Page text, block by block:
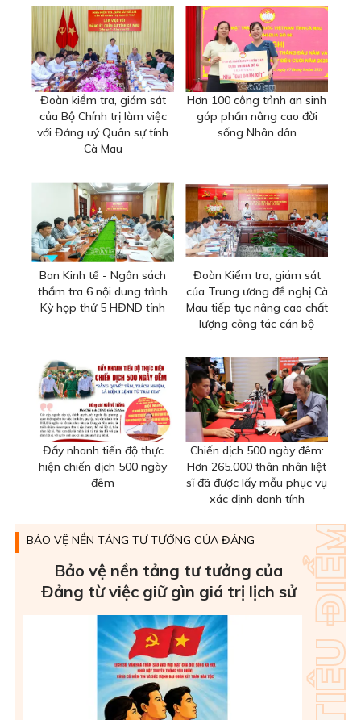
Đoàn kiểm tra, giám sát
của Bộ Chính trị làm việc
với Đảng uỷ Quân sự tỉnh
Cà Mau
Hơn 100 công trình an sinh
góp phần nâng cao đời
sống Nhân dân
Ban Kinh tế - Ngân sách
thẩm tra 6 nội dung trình
Kỳ họp thứ 5 HĐND tỉnh
Đoàn Kiểm tra, giám sát
của Trung ương đề nghị Cà
Mau tiếp tục nâng cao chất
lượng công tác cán bộ
Đẩy nhanh tiến độ thực
hiện chiến dịch 500 ngày
đêm
Chiến dịch 500 ngày đêm:
Hơn 265.000 thân nhân liệt
sĩ đã được lấy mẫu phục vụ
xác định danh tính
BẢO VỆ NỀN TẢNG TƯ TƯỞNG CỦA ĐẢNG
Bảo vệ nền tảng tư tưởng của
Ðảng từ việc giữ gìn giá trị lịch sử